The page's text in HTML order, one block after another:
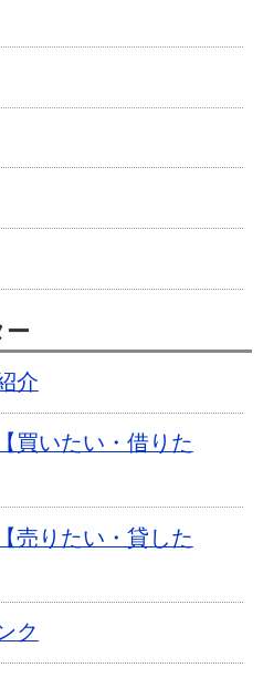
ー
介
買いたい・借りた
売りたい・貸した
ク